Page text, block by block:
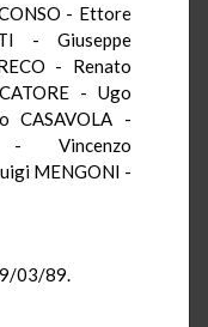
- Ettore
- Giuseppe
- Renato
- Ugo
CASAVOLA -
- Vincenzo
MENGONI -
03/89.